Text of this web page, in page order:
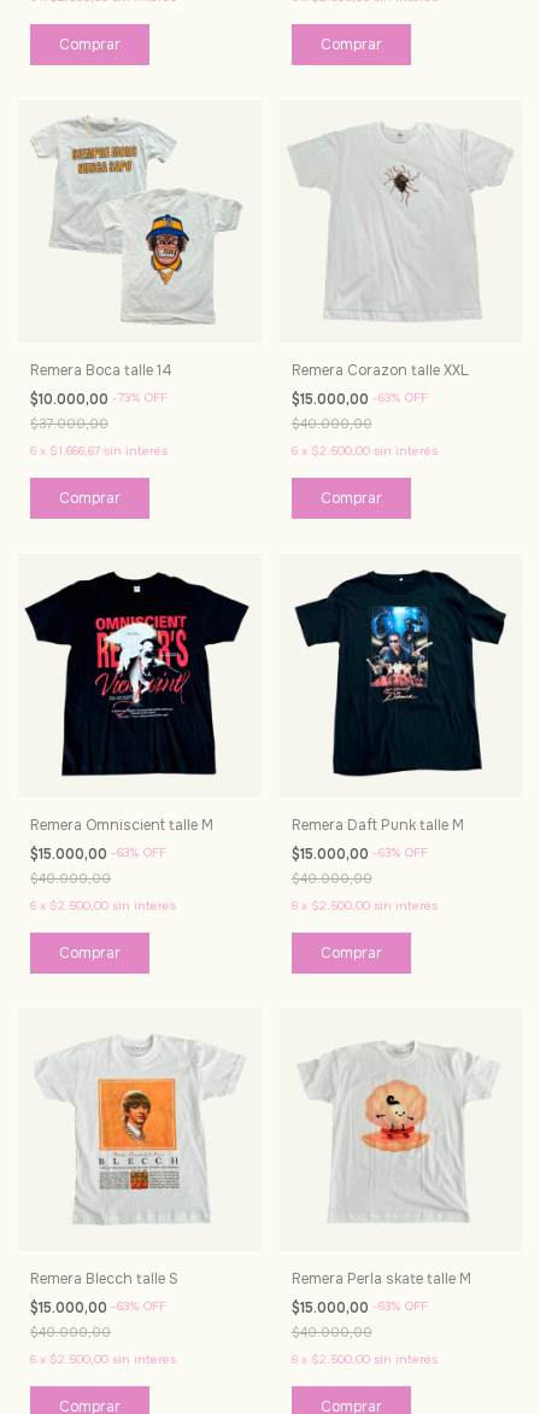
Remera Boca talle 14
$10.000,00 -73% OFF
$37.000,00
6 x $1.666,67 sin interés
Remera Corazon talle XXL
$15.000,00 -63% OFF
$40.000,00
6 x $2.500,00 sin interés
Remera Omniscient talle M
$15.000,00 -63% OFF
$40.000,00
6 x $2.500,00 sin interés
Remera Daft Punk talle M
$15.000,00 -63% OFF
$40.000,00
6 x $2.500,00 sin interés
Remera Blecch talle S
$15.000,00 -63% OFF
$40.000,00
6 x $2.500,00 sin interés
Remera Perla skate talle M
$15.000,00 -63% OFF
$40.000,00
6 x $2.500,00 sin interés